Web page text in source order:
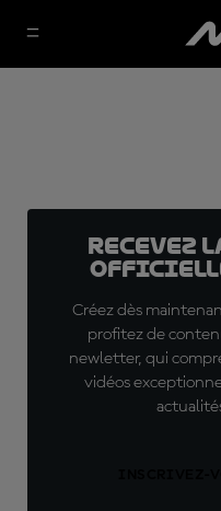
Recevez
officielle
Créez dès
profitez de
newletter, qui
vidéos